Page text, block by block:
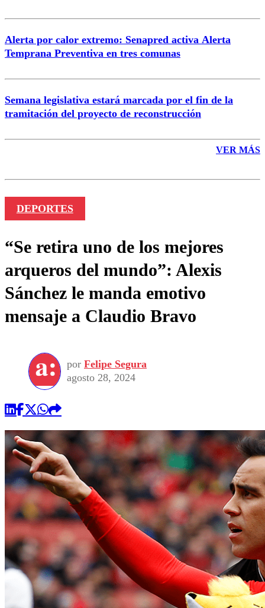
Alerta por calor extremo: Senapred activa Alerta
Temprana Preventiva en tres comunas
Semana legislativa estará marcada por el fin de la
tramitación del proyecto de reconstrucción
VER MÁS
DEPORTES
“Se retira uno de los mejores
arqueros del mundo”: Alexis
Sánchez le manda emotivo
mensaje a Claudio Bravo
por Felipe Segura
agosto 28, 2024